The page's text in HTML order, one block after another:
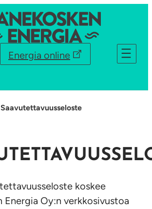
Energia online
Saavutettavuusseloste
koskee
Energia Oy:n verkkosivustoa